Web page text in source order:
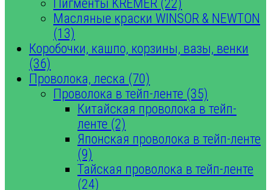
Пигменты KREMER (22)
Масляные краски WINSOR & NEWTON
(13)
Коробочки, кашпо, корзины, вазы, венки
(36)
Проволока, леска (70)
Проволока в тейп-ленте (35)
Китайская проволока в тейп-
ленте (2)
Японская проволока в тейп-ленте
(9)
Тайская проволока в тейп-ленте
(24)